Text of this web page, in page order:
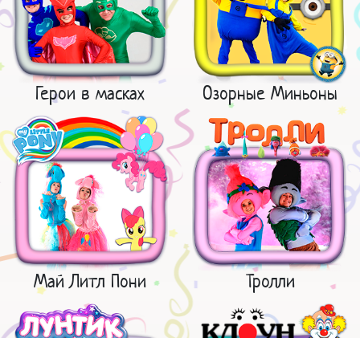
Герои в масках Озорные Миньоны
Май Литл Пони Тролли